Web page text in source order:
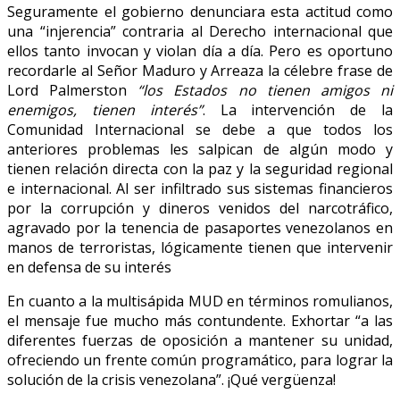
Seguramente el gobierno denunciara esta actitud como
una “injerencia” contraria al Derecho internacional que
ellos tanto invocan y violan día a día. Pero es oportuno
recordarle al Señor Maduro y Arreaza la célebre frase de
Lord Palmerston “los Estados no tienen amigos ni
enemigos, tienen interés”. La intervención de la
Comunidad Internacional se debe a que todos los
anteriores problemas les salpican de algún modo y
tienen relación directa con la paz y la seguridad regional
e internacional. Al ser infiltrado sus sistemas financieros
por la corrupción y dineros venidos del narcotráfico,
agravado por la tenencia de pasaportes venezolanos en
manos de terroristas, lógicamente tienen que intervenir
en defensa de su interés
En cuanto a la multisápida MUD en términos romulianos,
el mensaje fue mucho más contundente. Exhortar “a las
diferentes fuerzas de oposición a mantener su unidad,
ofreciendo un frente común programático, para lograr la
solución de la crisis venezolana”. ¡Qué vergüenza!